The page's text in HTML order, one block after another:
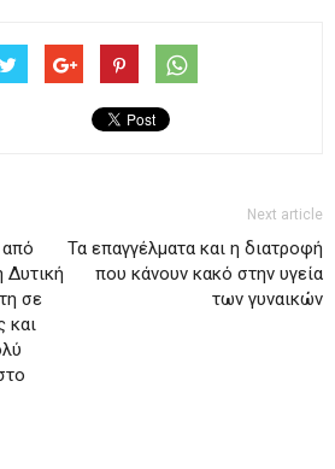
από
Δυτική
σε
και
Next article
Τα επαγγέλματα και η διατροφή
που κάνουν κακό στην υγεία
των γυναικών